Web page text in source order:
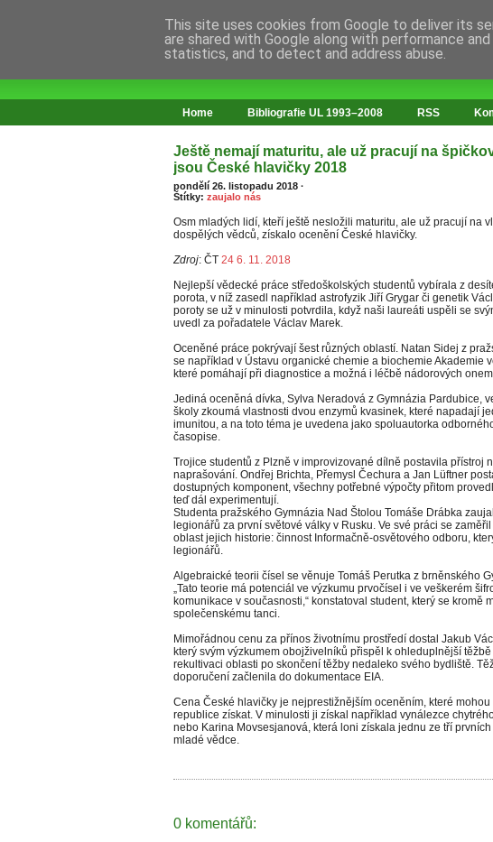
Home Bibliografie UL 1993–2008 RSS
Ještě nemají maturitu, ale už pracují na
jsou České hlavičky 2018
pondělí 26. listopadu 2018 ·
Štítky: zaujalo nás
Osm mladých lidí, kteří ještě nesložili maturitu, ale už pracují na
dospělých vědců, získalo ocenění České hlavičky.
Zdroj: ČT 24 6. 11. 2018
Nejlepší vědecké práce středoškolských studentů vybírala z
porota, v níž zasedl například astrofyzik Jiří Grygar či genetik
poroty se už v minulosti potvrdila, když naši laureáti uspěli se
uvedl za pořadatele Václav Marek.
Oceněné práce pokrývají šest různých oblastí. Natan Sidej z
se například v Ústavu organické chemie a biochemie Akademie
které pomáhají při diagnostice a možná i léčbě nádorových
Jediná oceněná dívka, Sylva Neradová z Gymnázia Pardubice,
školy zkoumá vlastnosti dvou enzymů kvasinek, které napadají
imunitou, a na toto téma je uvedena jako spoluautorka
časopise.
Trojice studentů z Plzně v improvizované dílně postavila přístroj
naprašování. Ondřej Brichta, Přemysl Čechura a Jan Lüftner
dostupných komponent, všechny potřebné výpočty přitom
teď dál experimentují.
Studenta pražského Gymnázia Nad Štolou Tomáše Drábka
legionářů za první světové války v Rusku. Ve své práci se
oblast jejich historie: činnost Informačně-osvětového odboru,
legionářů.
Algebraické teorii čísel se věnuje Tomáš Perutka z brněnského
„Tato teorie má potenciál ve výzkumu prvočísel i ve veškerém
komunikace v současnosti,“ konstatoval student, který se kromě
společenskému tanci.
Mimořádnou cenu za přínos životnímu prostředí dostal Jakub
který svým výzkumem obojživelníků přispěl k ohleduplnější
rekultivaci oblasti po skončení těžby nedaleko svého bydliště.
doporučení začlenila do dokumentace EIA.
Cena České hlavičky je nejprestižnějším oceněním, které
republice získat. V minulosti ji získal například vynálezce
nebo Karina Movsesjanová, která loni získala jednu ze tří
mladé vědce.
0 komentářů:
This site uses cookies from Google to deliver its
are shared with Google along with performance
statistics, and to detect and address abuse.